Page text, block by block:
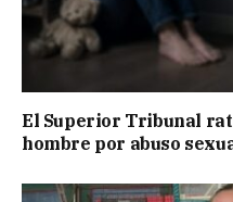
El Superior Tribunal
hombre por abuso